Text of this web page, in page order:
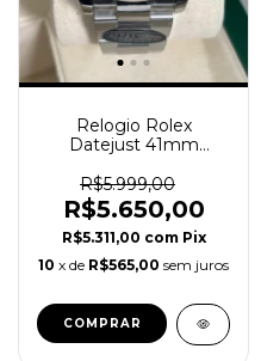
Relogio Rolex
Datejust 41mm
Lançamento Verde
Super C
R$5.999,00
R$5.650,00
R$5.311,00 com Pix
10 x de R$565,00 sem juros